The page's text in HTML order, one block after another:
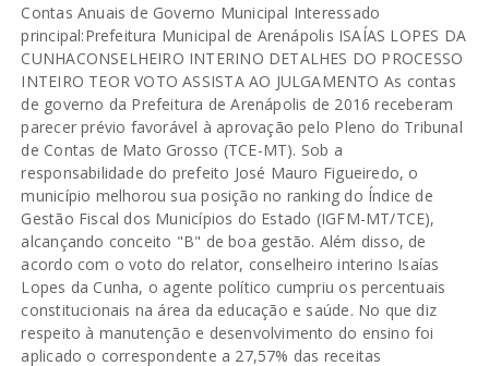
Contas Anuais de Governo Municipal Interessado
principal:Prefeitura Municipal de Arenápolis ISAÍAS LOPES DA
CUNHACONSELHEIRO INTERINO DETALHES DO PROCESSO
INTEIRO TEOR VOTO ASSISTA AO JULGAMENTO As contas
de governo da Prefeitura de Arenápolis de 2016 receberam
parecer prévio favorável à aprovação pelo Pleno do Tribunal
de Contas de Mato Grosso (TCE-MT). Sob a
responsabilidade do prefeito José Mauro Figueiredo, o
município melhorou sua posição no ranking do Índice de
Gestão Fiscal dos Municípios do Estado (IGFM-MT/TCE),
alcançando conceito "B" de boa gestão. Além disso, de
acordo com o voto do relator, conselheiro interino Isaías
Lopes da Cunha, o agente político cumpriu os percentuais
constitucionais na área da educação e saúde. No que diz
respeito à manutenção e desenvolvimento do ensino foi
aplicado o correspondente a 27,57% das receitas